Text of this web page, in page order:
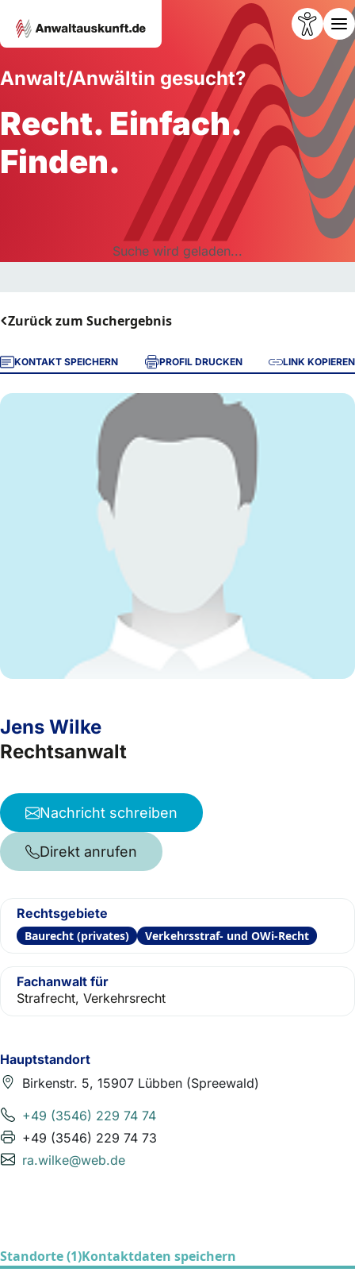
Anwalt/Anwältin gesucht?
Recht. Einfach.
Finden.
Suche wird geladen...
Zurück zum Suchergebnis
KONTAKT SPEICHERN PROFIL DRUCKEN LINK KOPIEREN
Hauptstandort
Birkenstr. 5, 15907 Lübben (Spreewald)
+49 (3546) 229 74 74
+49 (3546) 229 74 73
ra.wilke@web.de
Jens Wilke
Rechtsanwalt
Nachricht schreiben
Direkt anrufen
Rechtsgebiete
Baurecht (privates) Verkehrsstraf- und OWi-Recht
Fachanwalt für
Strafrecht, Verkehrsrecht
Standorte (1)Kontaktdaten speichern